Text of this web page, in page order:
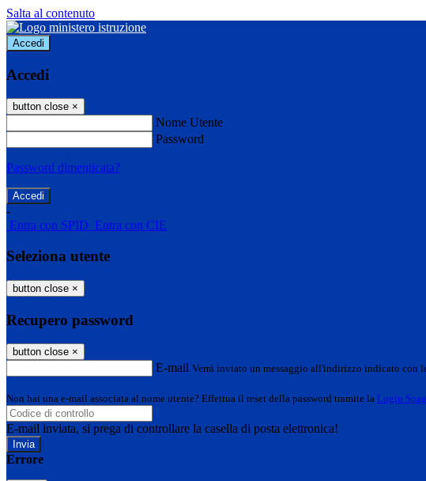
Salta al contenuto
Accedi
Accedi
button close ×
Nome Utente
Password
Password dimenticata?
-
Entra con SPID Entra con CIE
Seleziona utente
button close ×
Recupero password
button close ×
E-mail Verrà inviato un messaggio all'indirizzo indicato con
Non hai una e-mail associata al nome utente? Effettua il reset della password tramite la Login
E-mail inviata, si prega di controllare la casella di posta elettronica!
Errore